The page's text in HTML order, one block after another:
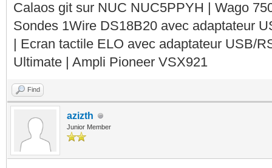
Calaos git sur NUC NUC5PPYH | Wago
Sondes 1Wire DS18B20 avec adaptateur
| Ecran tactile ELO avec adaptateur USB/
Ultimate | Ampli Pioneer VSX921
Find
azizth
Junior Member